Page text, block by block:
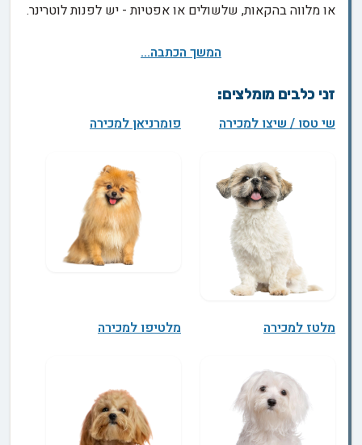
או מלווה בהקאות, שלשולים או אפטיות - יש לפנות לוטרינר.
המשך הכתבה...
זני כלבים מומלצים:
שי טסו / שיצו למכירה פומרניאן למכירה
מלטז למכירה מלטיפו למכירה